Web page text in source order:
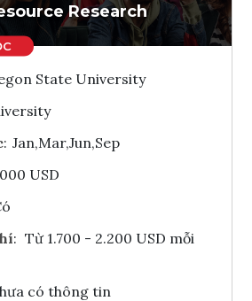
Research
State University
: Jan,Mar,Jun,Sep
USD
: Từ 1.700 - 2.200 USD mỗi
có thông tin